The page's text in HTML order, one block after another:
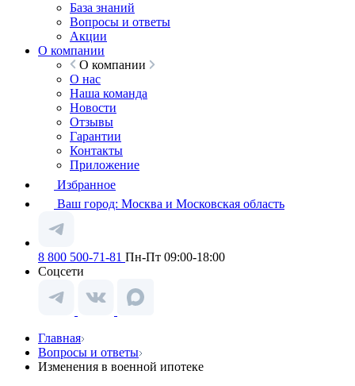
База знаний
Вопросы и ответы
Акции
О компании
О компании
О нас
Наша команда
Новости
Отзывы
Гарантии
Контакты
Приложение
Избранное
Ваш город: Москва и Московская область
8 800 500-71-81 Пн-Пт 09:00-18:00
Соцсети
Главная
Вопросы и ответы
Изменения в военной ипотеке